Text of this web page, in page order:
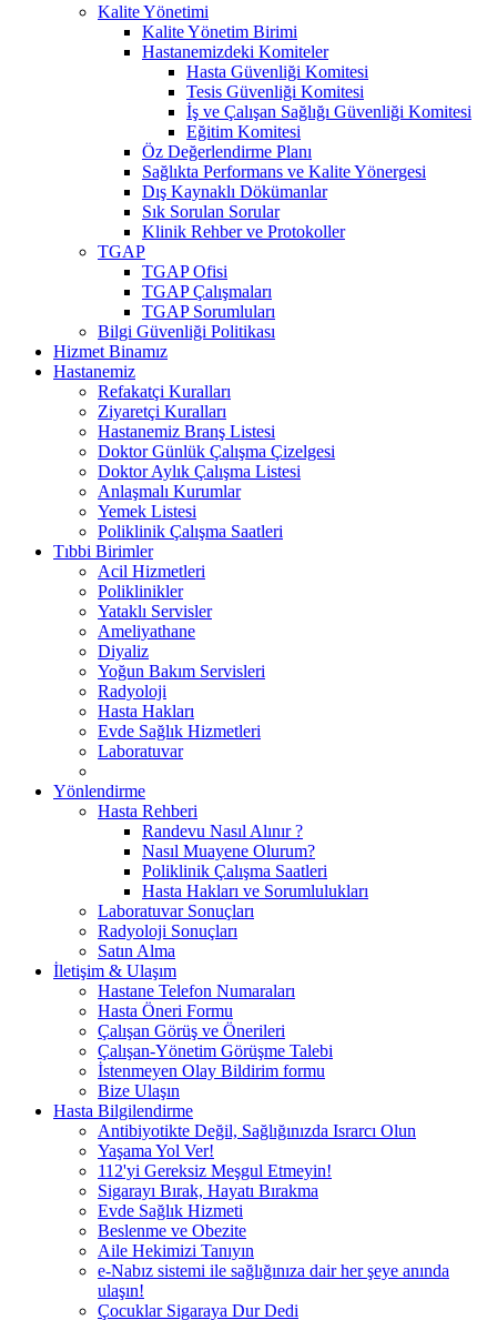
Kalite Yönetimi
Kalite Yönetim Birimi
Hastanemizdeki Komiteler
Hasta Güvenliği Komitesi
Tesis Güvenliği Komitesi
İş ve Çalışan Sağlığı Güvenliği Komitesi
Eğitim Komitesi
Öz Değerlendirme Planı
Sağlıkta Performans ve Kalite Yönergesi
Dış Kaynaklı Dökümanlar
Sık Sorulan Sorular
Klinik Rehber ve Protokoller
TGAP
TGAP Ofisi
TGAP Çalışmaları
TGAP Sorumluları
Bilgi Güvenliği Politikası
Hizmet Binamız
Hastanemiz
Refakatçi Kuralları
Ziyaretçi Kuralları
Hastanemiz Branş Listesi
Doktor Günlük Çalışma Çizelgesi
Doktor Aylık Çalışma Listesi
Anlaşmalı Kurumlar
Yemek Listesi
Poliklinik Çalışma Saatleri
Tıbbi Birimler
Acil Hizmetleri
Poliklinikler
Yataklı Servisler
Ameliyathane
Diyaliz
Yoğun Bakım Servisleri
Radyoloji
Hasta Hakları
Evde Sağlık Hizmetleri
Laboratuvar
Yönlendirme
Hasta Rehberi
Randevu Nasıl Alınır ?
Nasıl Muayene Olurum?
Poliklinik Çalışma Saatleri
Hasta Hakları ve Sorumlulukları
Laboratuvar Sonuçları
Radyoloji Sonuçları
Satın Alma
İletişim & Ulaşım
Hastane Telefon Numaraları
Hasta Öneri Formu
Çalışan Görüş ve Önerileri
Çalışan-Yönetim Görüşme Talebi
İstenmeyen Olay Bildirim formu
Bize Ulaşın
Hasta Bilgilendirme
Antibiyotikte Değil, Sağlığınızda Israrcı Olun
Yaşama Yol Ver!
112'yi Gereksiz Meşgul Etmeyin!
Sigarayı Bırak, Hayatı Bırakma
Evde Sağlık Hizmeti
Beslenme ve Obezite
Aile Hekimizi Tanıyın
e-Nabız sistemi ile sağlığınıza dair her şeye anında
ulaşın!
Çocuklar Sigaraya Dur Dedi